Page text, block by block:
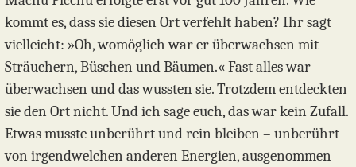
kommt es, dass sie diesen Ort verfehlt haben? Ihr sagt
vielleicht: »Oh, womöglich war er überwachsen mit
Sträuchern, Büschen und Bäumen.« Fast alles war
überwachsen und das wussten sie. Trotzdem entdeckten
sie den Ort nicht. Und ich sage euch, das war kein Zufall.
Etwas musste unberührt und rein bleiben – unberührt
von irgendwelchen anderen Energien, ausgenommen